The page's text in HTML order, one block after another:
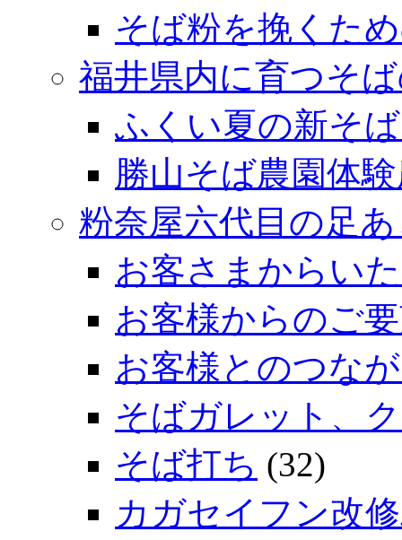
そば粉を挽くた
福井県内に育つそ
ふくい夏の新そ
勝山そば農園体
粉奈屋六代目の足
お客さまからい
お客様からのご
お客様とのつな
そばガレット、
そば打ち (32)
カガセイフン改